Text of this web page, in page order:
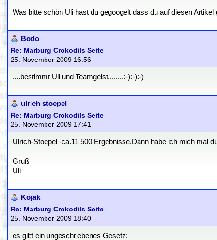
Was bitte schön Uli hast du gegoogelt dass du auf diesen Artikel
Bodo
Re: Marburg Crokodils Seite
25. November 2009 16:56
....bestimmt Uli und Teamgeist........:-):-):-)
ulrich stoepel
Re: Marburg Crokodils Seite
25. November 2009 17:41
Ulrich-Stoepel -ca.11 500 Ergebnisse.Dann habe ich mich mal
Gruß
Uli
Kojak
Re: Marburg Crokodils Seite
25. November 2009 18:40
es gibt ein ungeschriebenes Gesetz: